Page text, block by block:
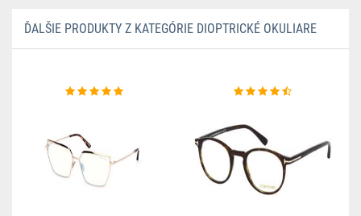
ĎALŠIE PRODUKTY Z KATEGÓRIE DIOPTRICKÉ OKULIARE